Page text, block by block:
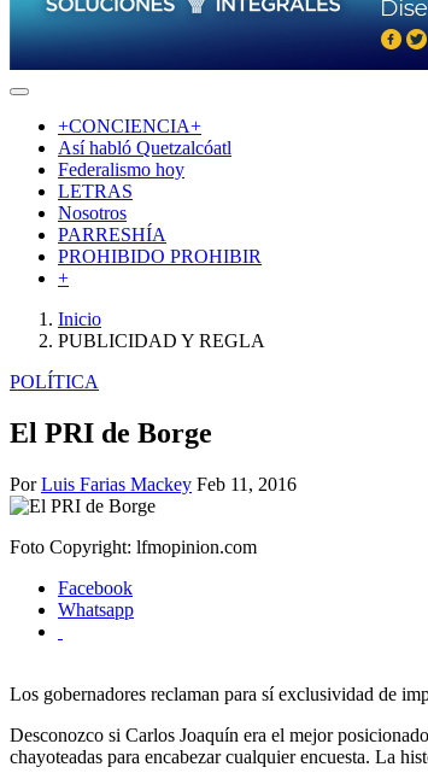
+CONCIENCIA+
Así­ habló Quetzalcóatl
Federalismo hoy
LETRAS
Nosotros
PARRESHÍA
PROHIBIDO PROHIBIR
+
Inicio
PUBLICIDAD Y REGLA
POLÍTICA
El PRI de Borge
PorLuis Farias Mackey Feb 11, 2016
Foto Copyright: lfmopinion.com
Facebook
Whatsapp
Los gobernadores reclaman para sí exclusividad de
Desconozco si Carlos Joaquín era el mejor
chayoteadas para encabezar cualquier encuesta. La